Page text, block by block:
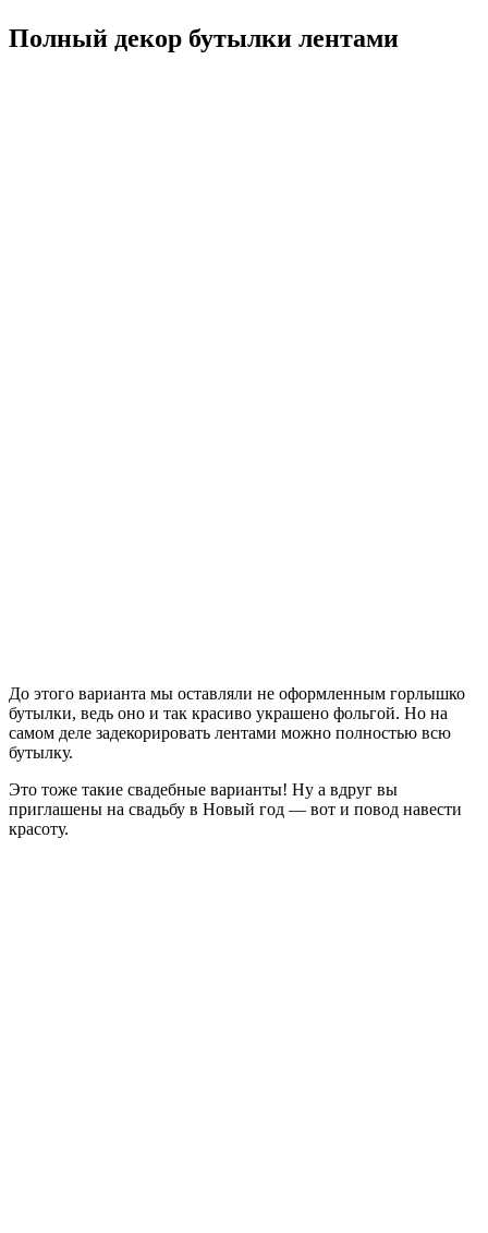
Полный декор бутылки лентами
До этого варианта мы оставляли не оформленным горлышко
бутылки, ведь оно и так красиво украшено фольгой. Но на
самом деле задекорировать лентами можно полностью всю
бутылку.
Это тоже такие свадебные варианты! Ну а вдруг вы
приглашены на свадьбу в Новый год — вот и повод навести
красоту.